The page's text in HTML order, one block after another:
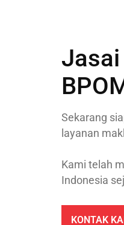
Sekarang
layanan
Kami telah
Indonesia
KONTAK